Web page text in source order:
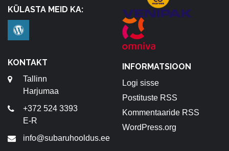
KÜLASTA MEID KA:
KONTAKT
Tallinn
Harjumaa
+372 524 3393
E-R
info@subaruhooldus.ee
INFORMATSIOON
Logi sisse
Postituste RSS
Kommentaaride RSS
WordPress.org